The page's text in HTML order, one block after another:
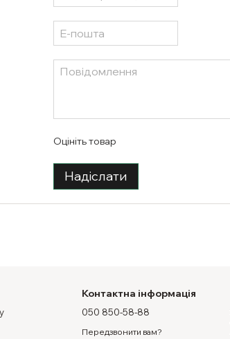
Оцініть товар
Надіслати
Контактна інформація
050 850-58-88
Передзвонити вам?